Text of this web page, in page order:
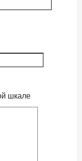
шкале